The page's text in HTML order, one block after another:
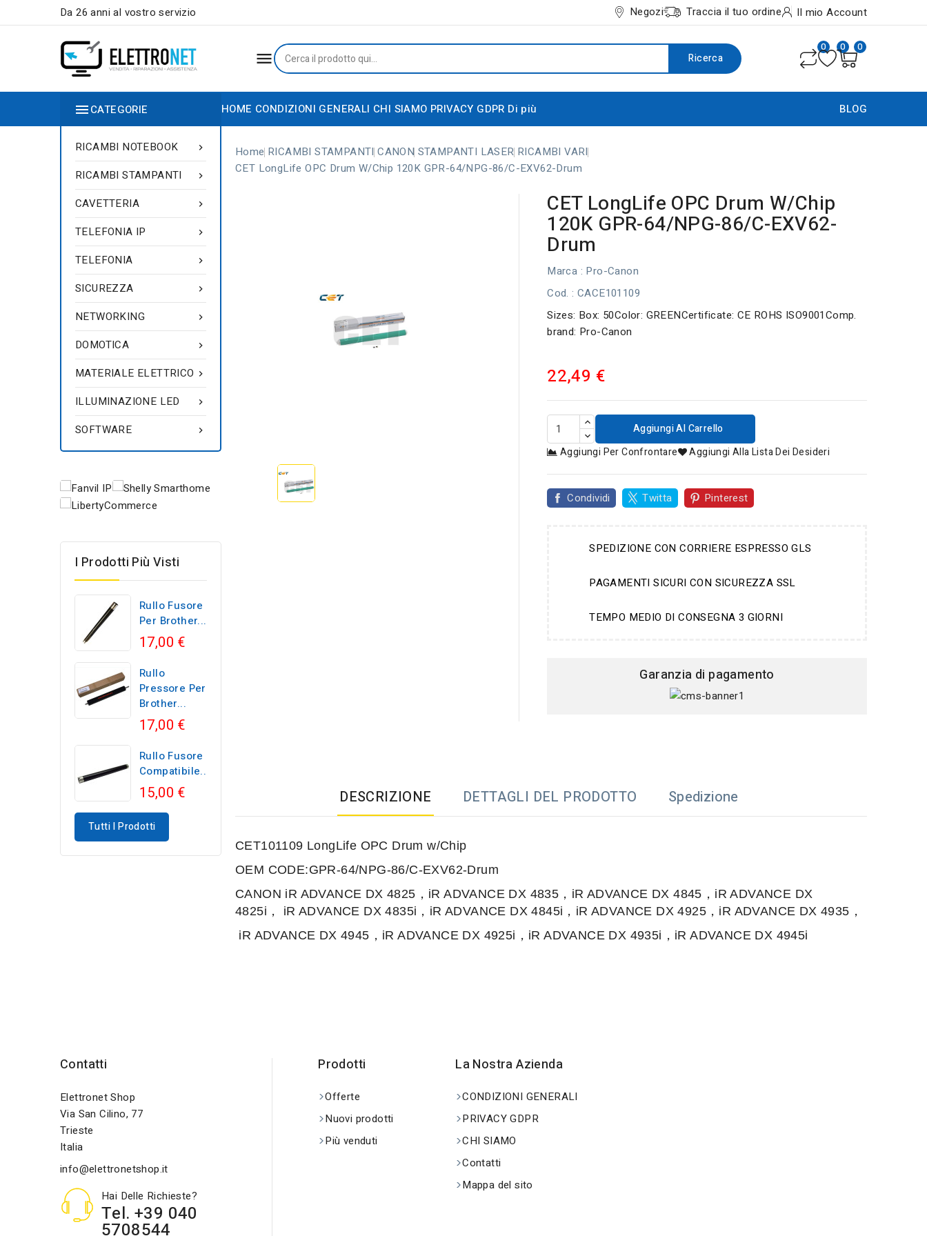
Da 26 anni al vostro servizio Negozi Traccia il tuo ordine Il mio Account
 Ricerca
0 0 0
HOME CONDIZIONI GENERALI CHI SIAMO PRIVACY GDPR Di più BLOG
CATEGORIE

RICAMBI NOTEBOOK

RICAMBI STAMPANTI

CAVETTERIA

TELEFONIA IP

TELEFONIA

SICUREZZA

NETWORKING

DOMOTICA

MATERIALE ELETTRICO

ILLUMINAZIONE LED

SOFTWARE
I Prodotti Più Visti
Rullo Fusore
Per Brother...
17,00 €
Rullo
Pressore Per
Brother...
17,00 €
Rullo Fusore
Compatibile...
15,00 €
Tutti I Prodotti
Home RICAMBI STAMPANTI CANON STAMPANTI LASER RICAMBI VARI
CET LongLife OPC Drum W/Chip 120K GPR-64/NPG-86/C-EXV62-Drum
CET LongLife OPC Drum W/Chip
120K GPR-64/NPG-86/C-EXV62-
Drum
Marca : Pro-Canon
Cod. : CACE101109
Sizes: Box: 50Color: GREENCertificate: CE ROHS ISO9001Comp.
brand: Pro-Canon
22,49 €
Aggiungi Al Carrello
Aggiungi Per Confrontare
Aggiungi Alla Lista Dei Desideri
Condividi Twitta Pinterest
SPEDIZIONE CON CORRIERE ESPRESSO GLS
PAGAMENTI SICURI CON SICUREZZA SSL
TEMPO MEDIO DI CONSEGNA 3 GIORNI
Garanzia di pagamento
DESCRIZIONE DETTAGLI DEL PRODOTTO Spedizione
CET101109 LongLife OPC Drum w/Chip
OEM CODE:GPR-64/NPG-86/C-EXV62-Drum
CANON iR ADVANCE DX 4825，iR ADVANCE DX 4835，iR ADVANCE DX 4845，iR ADVANCE DX
4825i，
iR ADVANCE DX 4835i，iR ADVANCE DX 4845i，iR ADVANCE DX 4925，iR ADVANCE DX 4935，
iR ADVANCE DX 4945，iR ADVANCE DX 4925i，iR ADVANCE DX 4935i，iR ADVANCE DX 4945i
Contatti
Elettronet Shop
Via San Cilino, 77
Trieste
Italia
info@elettronetshop.it
Hai Delle Richieste?
Tel. +39 040
5708544
Prodotti
Offerte
Nuovi prodotti
Più venduti
La Nostra Azienda
CONDIZIONI GENERALI
PRIVACY GDPR
CHI SIAMO
Contatti
Mappa del sito